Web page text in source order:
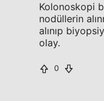
Kolonoskopi
nodüllerin
alınıp
olay.
0